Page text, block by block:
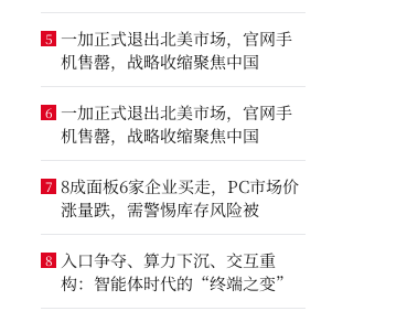
5 一加正式退出北美市场，官网手
机售罄，战略收缩聚焦中国
6 一加正式退出北美市场，官网手
机售罄，战略收缩聚焦中国
7 8成面板6家企业买走，PC市场价
涨量跌，需警惕库存风险被
8
入口争夺、算力下沉、交互重
构：智能体时代的“终端之变”